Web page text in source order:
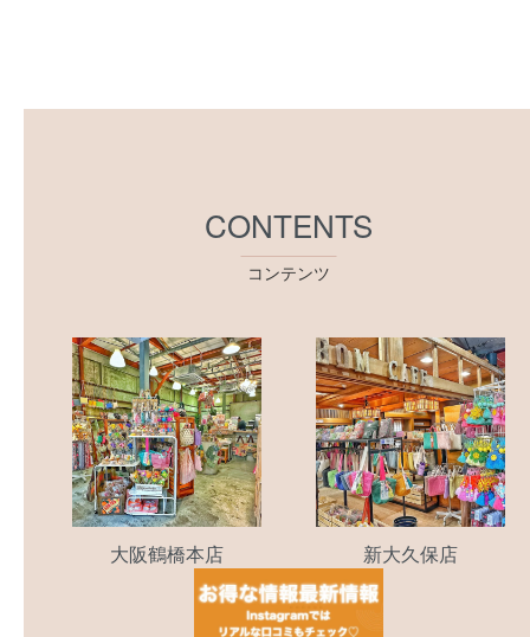
CONTENTS
コンテンツ
大阪鶴橋本店 新大久保店